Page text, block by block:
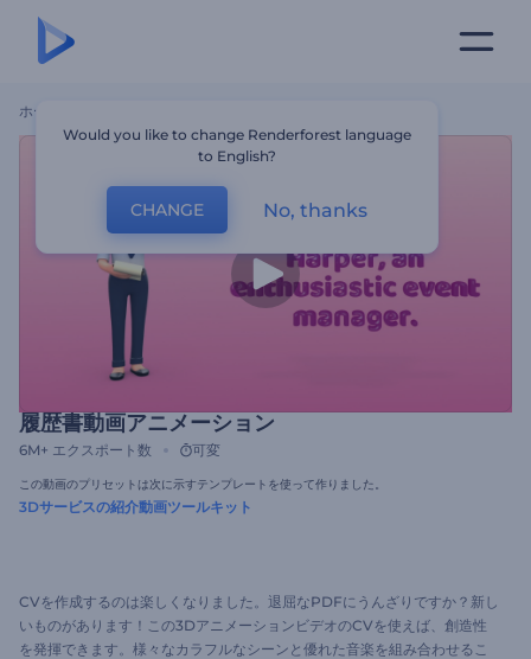
ホーム
履歴書動画アニメーション
6M+ エクスポート数 可変
この動画のプリセットは次に示すテンプレートを使って作りました。
3Dサービスの紹介動画ツールキット
CVを作成するのは楽しくなりました。退屈なPDFにうんざりですか？新し
いものがあります！この3DアニメーションビデオのCVを使えば、創造性
を発揮できます。様々なカラフルなシーンと優れた音楽を組み合わせるこ
Would you like to change Renderforest language
to English?
CHANGE No, thanks